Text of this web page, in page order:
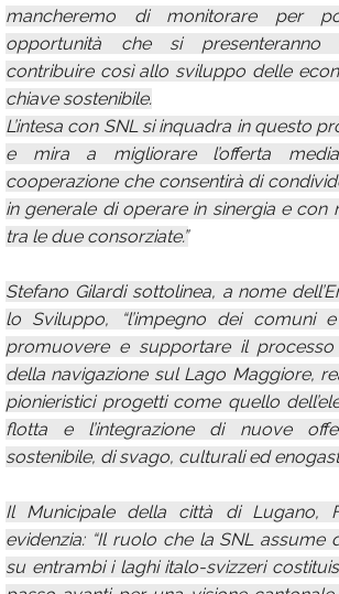
mancheremo di monitorare per
opportunità che si
contribuire così allo sviluppo delle
chiave sostenibile.
L’intesa con SNL si inquadra in questo
e mira a migliorare l’offerta
cooperazione che consentirà di
in generale di operare in sinergia e con
tra le due consorziate.”
Stefano Gilardi sottolinea, a nome
lo Sviluppo, “l’impegno dei comuni
promuovere e supportare il
della navigazione sul Lago Maggiore,
pionieristici progetti come quello
flotta e l’integrazione di nuove
sostenibile, di svago, culturali ed
Il Municipale della città di Lugano,
evidenzia: “Il ruolo che la SNL assume
su entrambi i laghi italo-svizzeri